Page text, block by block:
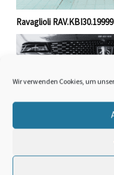
Wir verwenden Cookies, um
Ravaglioli